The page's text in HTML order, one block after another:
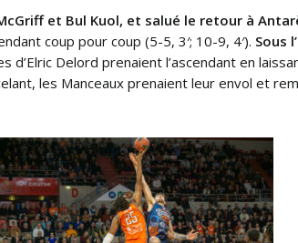
et Bul Kuol, et salué le retour à
coup pour coup (5-5, 3′; 10-9, 4′). Sous
d’Elric Delord prenaient l’ascendant en
les Manceaux prenaient leur envol et